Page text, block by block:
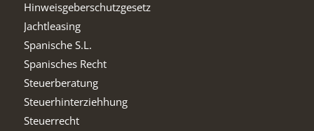
Hinweisgeberschutzgesetz
Jachtleasing
Spanische S.L.
Spanisches Recht
Steuerberatung
Steuerhinterziehhung
Steuerrecht